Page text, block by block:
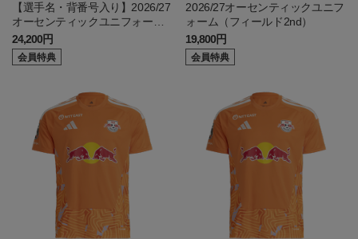
【選手名・背番号入り】2026/27
オーセンティックユニフォーム
（フィールド2nd）
24,200円
会員特典
2026/27オーセンティックユニフ
ォーム（フィールド2nd）
19,800円
会員特典